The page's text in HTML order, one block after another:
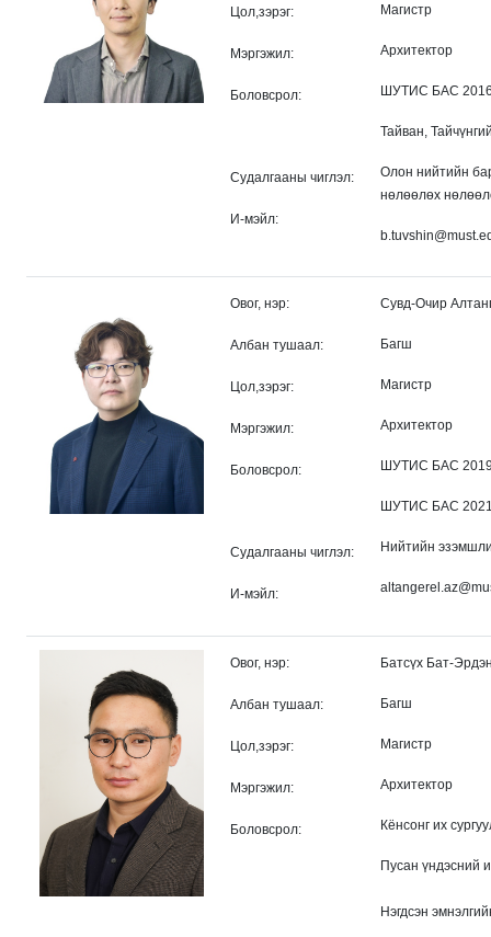
Цол,зэрэг:
Мэргэжил:
Боловсрол:
Судалгааны чиглэл:
И-мэйл:
Магистр
Архитектор
ШУТИС БАС 2016
Тайван,
Олон нийтийн
нөлөөлөх
Овог, нэр:
Албан тушаал:
Цол,зэрэг:
Мэргэжил:
Боловсрол:
Судалгааны чиглэл:
И-мэйл:
Сувд-Очир
Багш
Магистр
Архитектор
ШУТИС БАС 2019
ШУТИС БАС 2021
Нийтийн
Овог, нэр:
Албан тушаал:
Цол,зэрэг:
Мэргэжил:
Боловсрол:
Батсүх Бат-
Багш
Магистр
Архитектор
Кёнсонг их
Пусан үндэсний
Нэгдсэн